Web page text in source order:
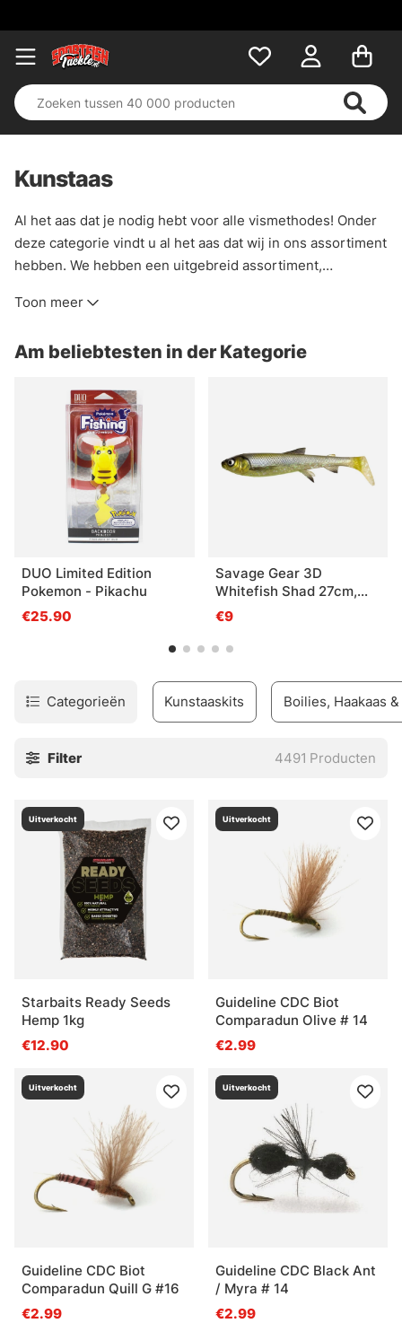
Kunstaas
Al het aas dat je nodig hebt voor alle vismethodes! Onder
deze categorie vindt u al het aas dat wij in ons assortiment
hebben. We hebben een uitgebreid assortiment,
fabrikanten. Wij van Sportfishtackle vinden dat aas tot het
deze categorie!
Toon meer
Am beliebtesten in der Kategorie
DUO Limited Edition
Pokemon - Pikachu
€25.90
Savage Gear 3D
Whitefish Shad 27cm,
152g - Hugo
€9
Categorieën Kunstaaskits Boilies, Haakaas
Filter 4491 Producten
Uitverkocht
Starbaits Ready Seeds
Hemp 1kg
€12.90
Uitverkocht
Guideline CDC Biot
Comparadun Olive # 14
€2.99
Uitverkocht
Guideline CDC Biot
Comparadun Quill G #16
€2.99
Uitverkocht
Guideline CDC Black Ant
/ Myra # 14
€2.99